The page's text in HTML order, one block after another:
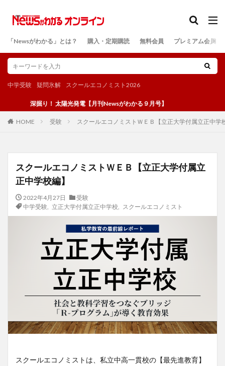
「Newsがわかる」とは？ 購入・定期購読 無料会員 プレミアム会員
中学受験 疑問氷解 スクールエコノミスト2026
深掘り！ 太陽光発電【月刊Newsがわかる９月号】
HOME 受験 スクールエコノミストＷＥＢ【立正大学付属立正中学
スクールエコノミストＷＥＢ【立正大学付属立
正中学校編】
2022年4月27日
受験
中学受験, 立正大学付属立正中学校 スクールエコノミスト
スクールエコノミストは、私立中高一貫校の【最先進教育】
検索